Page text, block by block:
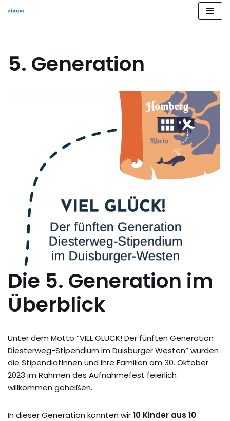
5. Generation
Die 5. Generation im
Überblick
Unter dem Motto “VIEL GLÜCK! Der fünften Generation
Diesterweg-Stipendium im Duisburger Westen” wurden
die StipendiatInnen und ihre Familien am 30. Oktober
2023 im Rahmen des Aufnahmefest feierlich
willkommen geheißen.
In dieser Generation konnten wir10 Kinder aus 10